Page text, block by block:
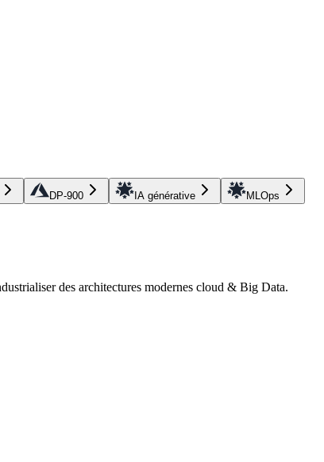
DP-900 IA générative MLOps
des architectures modernes cloud & Big Data.